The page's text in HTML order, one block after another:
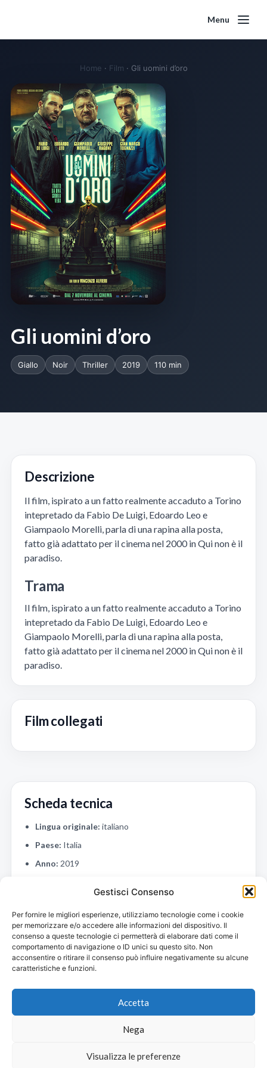
Gestisci Consenso
Per fornire le migliori esperienze, utilizziamo tecnologie come i cookie
per memorizzare e/o accedere alle informazioni del dispositivo. Il
consenso a queste tecnologie ci permetterà di elaborare dati come il
comportamento di navigazione o ID unici su questo sito. Non
acconsentire o ritirare il consenso può influire negativamente su alcune
caratteristiche e funzioni.
Accetta
Nega
Visualizza le preferenze
Menu
Home · Film · Gli uomini d’oro
Gli uomini d’oro
Giallo Noir Thriller 2019 110 min
Descrizione
Il film, ispirato a un fatto realmente accaduto a Torino
intepretado da Fabio De Luigi, Edoardo Leo e
Giampaolo Morelli, parla di una rapina alla posta,
fatto già adattato per il cinema nel 2000 in Qui non è il
paradiso.
Trama
Il film, ispirato a un fatto realmente accaduto a Torino
intepretado da Fabio De Luigi, Edoardo Leo e
Giampaolo Morelli, parla di una rapina alla posta,
fatto già adattato per il cinema nel 2000 in Qui non è il
paradiso.
Film collegati
Scheda tecnica
Lingua originale: italiano
Paese: Italia
Anno: 2019
Sceneggiatura:
Produttore:
Cast principale